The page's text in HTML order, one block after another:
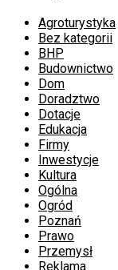
Agroturystyka
Bez kategorii
BHP
Budownictwo
Dom
Doradztwo
Dotacje
Edukacja
Firmy
Inwestycje
Kultura
Ogólna
Ogród
Poznań
Prawo
Przemysł
Reklama